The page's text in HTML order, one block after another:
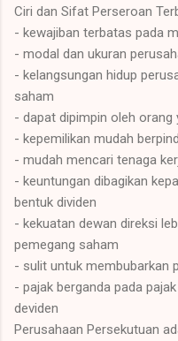
Ciri dan Sifat Perseroan
- kewajiban terbatas pada
- modal dan ukuran
- kelangsungan hidup
saham
- dapat dipimpin oleh orang
- kepemilikan mudah
- mudah mencari tenaga
- keuntungan dibagikan
bentuk dividen
- kekuatan dewan direksi
pemegang saham
- sulit untuk membubarkan
- pajak berganda pada
deviden
Perusahaan Persekutuan